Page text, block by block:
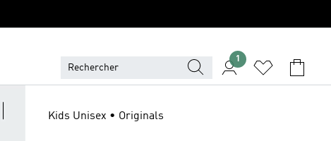
1
Kids Unisex • Originals